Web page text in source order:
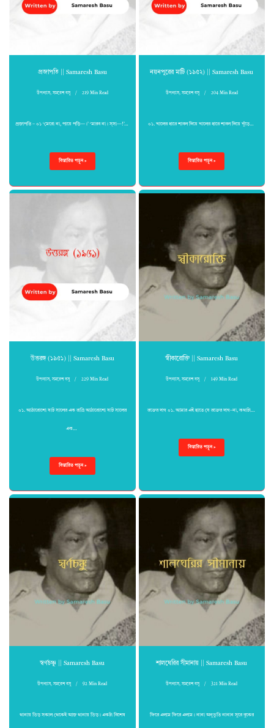
প্রজাপতি || Samaresh Basu
উপন্যাস, সমরেশ বসু 219 Min Read
প্রজাপতি – ০১ ‘মেরো না, পায়ে পড়ি—।’ ‘মারব না। স্‌সা—!’…
বিস্তারিত পড়ুন »
নয়নপুরের মাটি (১৯৫২) || Samaresh Basu
উপন্যাস, সমরেশ বসু 204 Min Read
০১. খালের ধারে শাবল দিয়ে খালের ধারে শাবল দিয়ে খুঁড়ে…
বিস্তারিত পড়ুন »
উত্তরঙ্গ (১৯৫১) || Samaresh Basu
উপন্যাস,সমরেশ বসু 229 Min Read
০১. আঠারোশো ষাট সালের এক রাত্রি আঠারোশো ষাট সালের
এক…
বিস্তারিত পড়ুন »
স্বীকারোক্তি || Samaresh Basu
উপন্যাস,সমরেশ বসু 149 Min Read
রক্তের দাগ ০১. আমার এই হাতে যে রক্তের দাগ–না, কথাটা…
বিস্তারিত পড়ুন »
স্বর্ণচঞ্চু || Samaresh Basu
উপন্যাস,সমরেশ বসু 92 Min Read
থানায় ভিড় সকাল থেকেই আজ থানায় ভিড়। একটা বিশেষ
শালঘেরির সীমানায় || Samaresh Basu
উপন্যাস,সমরেশ বসু 321 Min Read
ফিরে এলাম ফিরে এলাম। নানা অনুভূতি নানান সুরে বুকের